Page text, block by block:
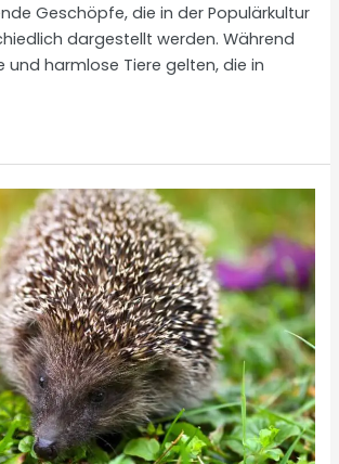
Geschöpfe, die in der Populärkultur
dargestellt werden. Während
und harmlose Tiere gelten, die in